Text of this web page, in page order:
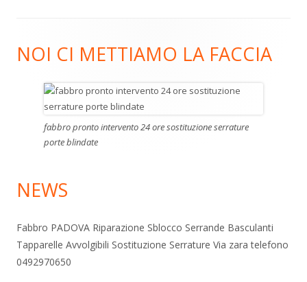
Content
NOI CI METTIAMO LA FACCIA
fabbro pronto intervento 24 ore sostituzione serrature
porte blindate
NEWS
Fabbro PADOVA Riparazione Sblocco Serrande Basculanti
Tapparelle Avvolgibili Sostituzione Serrature Via zara telefono
0492970650